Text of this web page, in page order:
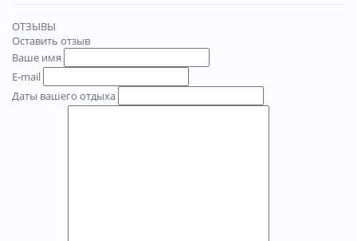
ОТЗЫВЫ
Оставить отзыв
Ваше имя
E-mail
Даты вашего отдыха